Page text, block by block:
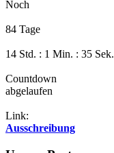
Noch
84 Tage
14 Std. : 1 Min. : 35 Sek.
Countdown
abgelaufen
Link:
Ausschreibung